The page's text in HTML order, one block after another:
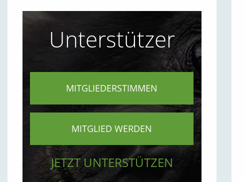
Unterstützer
MITGLIEDERSTIMMEN
MITGLIED WERDEN
JETZT UNTERSTÜTZEN